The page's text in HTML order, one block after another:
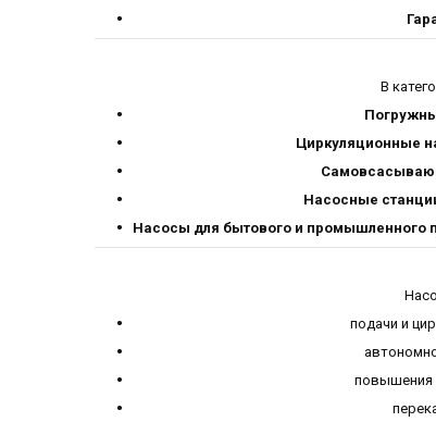
В
Циркуляционные
Насосные
Насосы для бытового и промышленного
подачи и
повышения